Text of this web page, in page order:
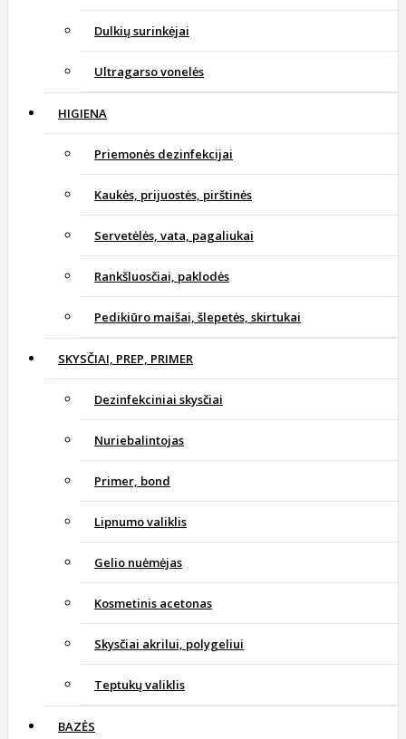
Dulkių surinkėjai
Ultragarso vonelės
HIGIENA
Priemonės dezinfekcijai
Kaukės, prijuostės, pirštinės
Servetėlės, vata, pagaliukai
Rankšluosčiai, paklodės
Pedikiūro maišai, šlepetės, skirtukai
SKYSČIAI, PREP, PRIMER
Dezinfekciniai skysčiai
Nuriebalintojas
Primer, bond
Lipnumo valiklis
Gelio nuėmėjas
Kosmetinis acetonas
Skysčiai akrilui, polygeliui
Teptukų valiklis
BAZĖS